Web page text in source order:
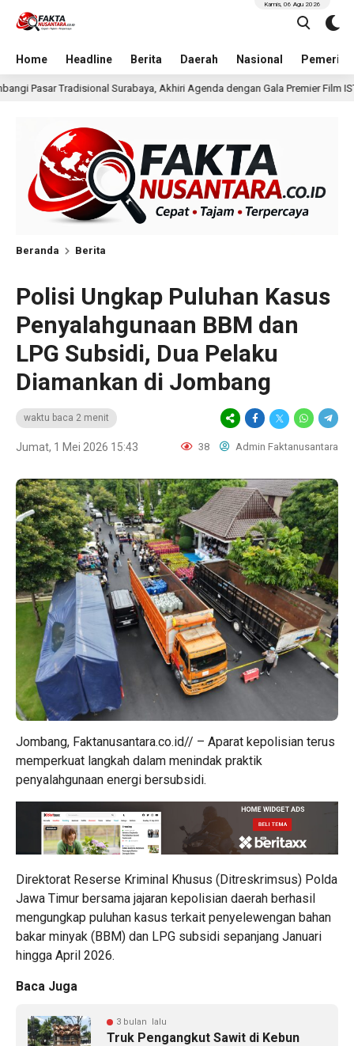
Home Headline Berita Daerah Nasional
Kamis, 06 Agu 2026
Akhiri Agenda dengan Gala Premier Film ISTIMEWA 20 jam lalu
Beranda Berita
Polisi Ungkap Puluhan Kasus
Penyalahgunaan BBM dan
LPG Subsidi, Dua Pelaku
Diamankan di Jombang
waktu baca 2 menit
Jumat, 1 Mei 2026 15:43 38 Admin Faktanusantara
Jombang, Faktanusantara.co.id// – Aparat kepolisian terus
memperkuat langkah dalam menindak praktik
penyalahgunaan energi bersubsidi.
Direktorat Reserse Kriminal Khusus (Ditreskrimsus) Polda
Jawa Timur bersama jajaran kepolisian daerah berhasil
mengungkap puluhan kasus terkait penyelewengan bahan
bakar minyak (BBM) dan LPG subsidi sepanjang Januari
hingga April 2026.
Baca Juga
3 bulan lalu
Truk Pengangkut Sawit di Kebun